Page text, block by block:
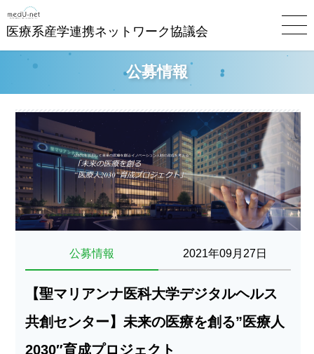
医療系産学連携ネットワーク協議会
公募情報
公募情報 2021年09月27日
【聖マリアンナ医科大学デジタルヘルス
共創センター】未来の医療を創る”医療人
2030″育成プロジェクト